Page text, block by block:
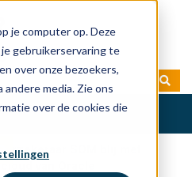
je computer op. Deze
gebruikerservaring te
over onze bezoekers,
andere media. Zie ons
over de cookies die
SOM blij met